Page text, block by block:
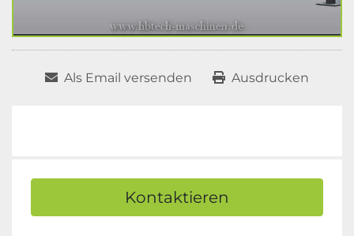
Als Email versenden Ausdrucken
Kontaktieren